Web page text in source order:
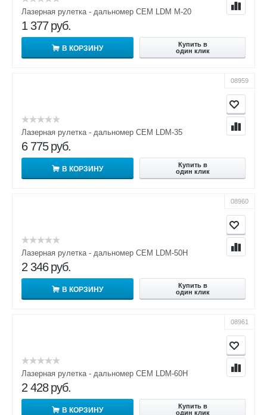
Лазерная рулетка - дальномер CEM LDM M-20
1 377 руб.
В КОРЗИНУ
Купить в
один клик
08959
Лазерная рулетка - дальномер CEM LDM-35
6 775 руб.
В КОРЗИНУ
Купить в
один клик
08960
Лазерная рулетка - дальномер CEM LDM-50H
2 346 руб.
В КОРЗИНУ
Купить в
один клик
08961
Лазерная рулетка - дальномер CEM LDM-60H
2 428 руб.
В КОРЗИНУ
Купить в
один клик